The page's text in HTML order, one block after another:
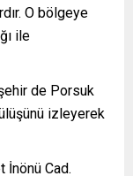
O bölgeye
ile
de Porsuk
izleyerek
İnönü Cad.